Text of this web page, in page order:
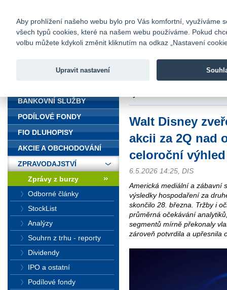
Fio banka
Fio banka
Walt Disney
akcii za 2Q nad
celoroční výhled
6.5.2026 14:25, DIS
Americká mediální a zábavní
výsledky hospodaření za
skončilo 28. března. Tržby i
průměrná očekávání
segmentů mírně překonaly
zároveň potvrdila a upřesnila
BANKOVNÍ SLUŽBY
PODÍLOVÉ FONDY
FIO DLUHOPISY
AKCIE A OBCHODOVÁNÍ
ZPRAVODAJSTVÍ
Zprávy z burzy
Odborné články
StockList
Analýzy
Souhrn z trhu - reporty
Dividendy
IPO a ostatní
Podílové fondy
Aby prohlížení našeho webu bylo pro Vás komfortní, využíváme
všech typů cookies, které na našem webu používáme. Pokud
volbu můžete kdykoli změnit kliknutím na odkaz „Nastavení
Upravit nastavení